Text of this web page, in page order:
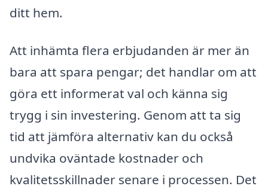
ditt hem.
Att inhämta flera erbjudanden är mer än
bara att spara pengar; det handlar om att
göra ett informerat val och känna sig
trygg i sin investering. Genom att ta sig
tid att jämföra alternativ kan du också
undvika oväntade kostnader och
kvalitetsskillnader senare i processen. Det